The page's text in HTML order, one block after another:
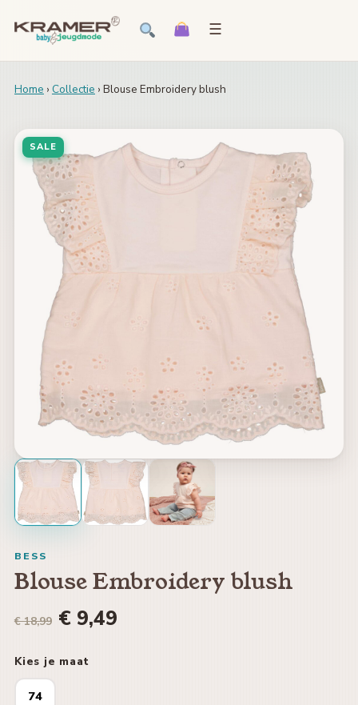
☰
Home › Collectie › Blouse Embroidery blush
SALE
BESS
Blouse Embroidery blush
€ 18,99 € 9,49
Kies je maat
74